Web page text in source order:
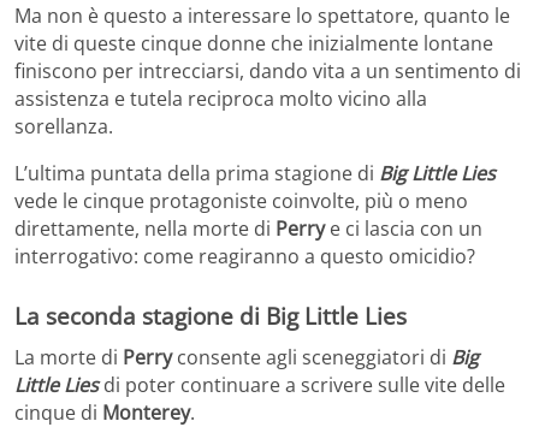
Ma non è questo a interessare lo spettatore, quanto le
vite di queste cinque donne che inizialmente lontane
finiscono per intrecciarsi, dando vita a un sentimento di
assistenza e tutela reciproca molto vicino alla
sorellanza.
L’ultima puntata della prima stagione di Big Little Lies
vede le cinque protagoniste coinvolte, più o meno
direttamente, nella morte di Perrye ci lascia con un
interrogativo: come reagiranno a questo omicidio?
La seconda stagione di Big Little Lies
La morte di Perryconsente agli sceneggiatori di Big
Little Liesdi poter continuare a scrivere sulle vite delle
cinque di Monterey.